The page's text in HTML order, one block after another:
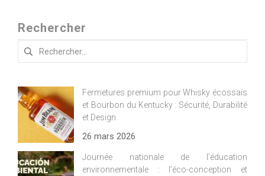
Rechercher
Rechercher :
Fermetures premium pour Whisky écossais
et Bourbon du Kentucky : Sécurité, Durabilité
et Design
26 mars 2026
Journée nationale de l’éducation
environnementale : l’éco-conception et